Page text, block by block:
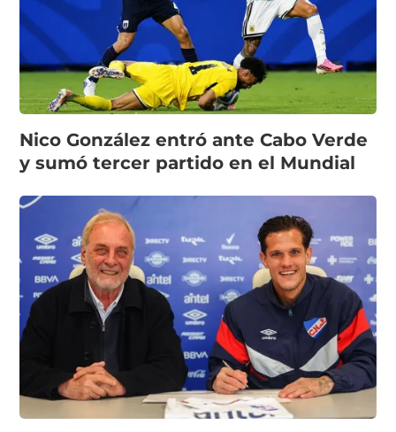
Nico González entró ante Cabo Verde
y sumó tercer partido en el Mundial